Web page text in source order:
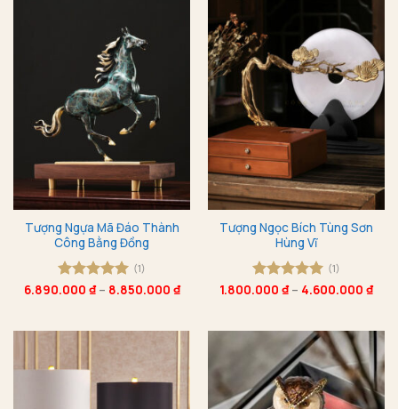
Tượng Ngựa Mã Đáo Thành
Công Bằng Đồng
Được xếp
(1)
6.890.000 ₫– 8.850.000 ₫
Tượng Ngọc Bích Tùng Sơn
Hùng Vĩ
Được xếp
(1)
1.800.000 ₫– 4.600.000 ₫